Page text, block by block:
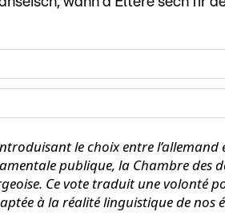
le choix entre
publique, la Chambre des
Ce vote traduit une volonté
à la réalité linguistique de nos